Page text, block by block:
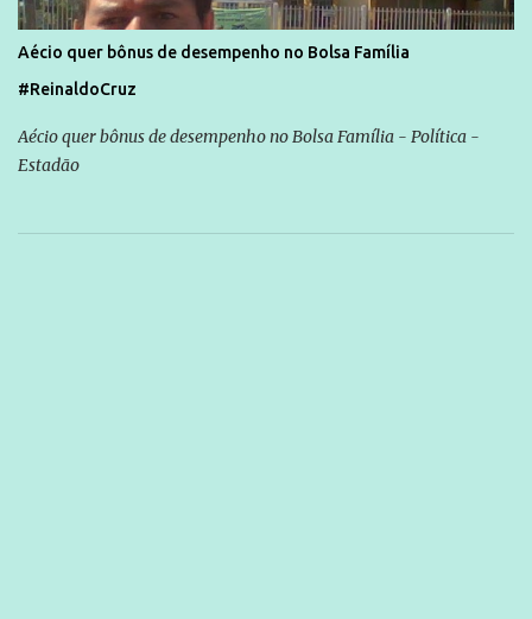
Aécio quer bônus de desempenho no Bolsa Família
#ReinaldoCruz
Aécio quer bônus de desempenho no Bolsa Família - Política -
Estadão